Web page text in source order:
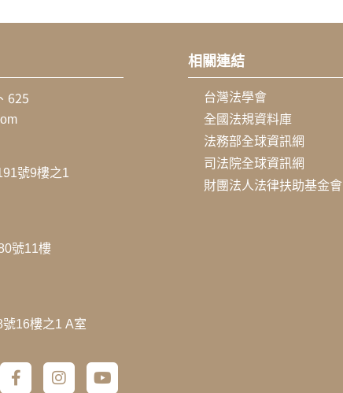
625
號9樓之1
號11樓
16樓之1 A室
相關連結
台灣法學會
全國法規資料庫
法務部全球資訊網
司法院全球資訊網
財團法人法律扶助基金會